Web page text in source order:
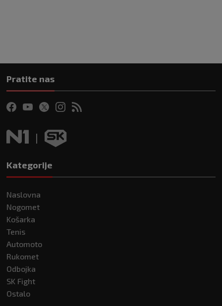
Pratite nas
Kategorije
Naslovna
Nogomet
Košarka
Tenis
Automoto
Rukomet
Odbojka
SK Fight
Ostalo